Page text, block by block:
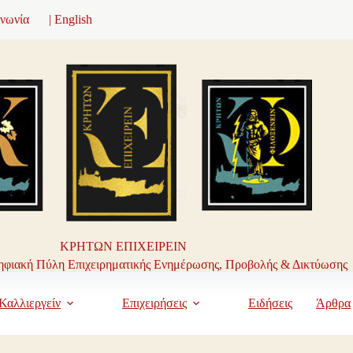
| English
ΚΡΗΤΩΝ ΕΠΙΧΕΙΡΕΙΝ
Πύλη Επιχειρηματικής Ενημέρωσης, Προβολής & Δικτύωσης
Επιχειρήσεις Ειδήσεις Άρθρα